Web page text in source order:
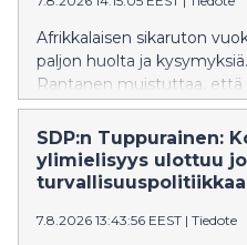
Afrikkalaisen sikaruton
paljon huolta ja
Rantanen muistuttaa, että
estäminen onnistuu vain,
oikeaa ja ajantasaista
toimintaohjeet.
SDP:n Tuppurainen:
ylimielisyys ulottuu
7.8.2026 13:43:56 EEST | Tiedote